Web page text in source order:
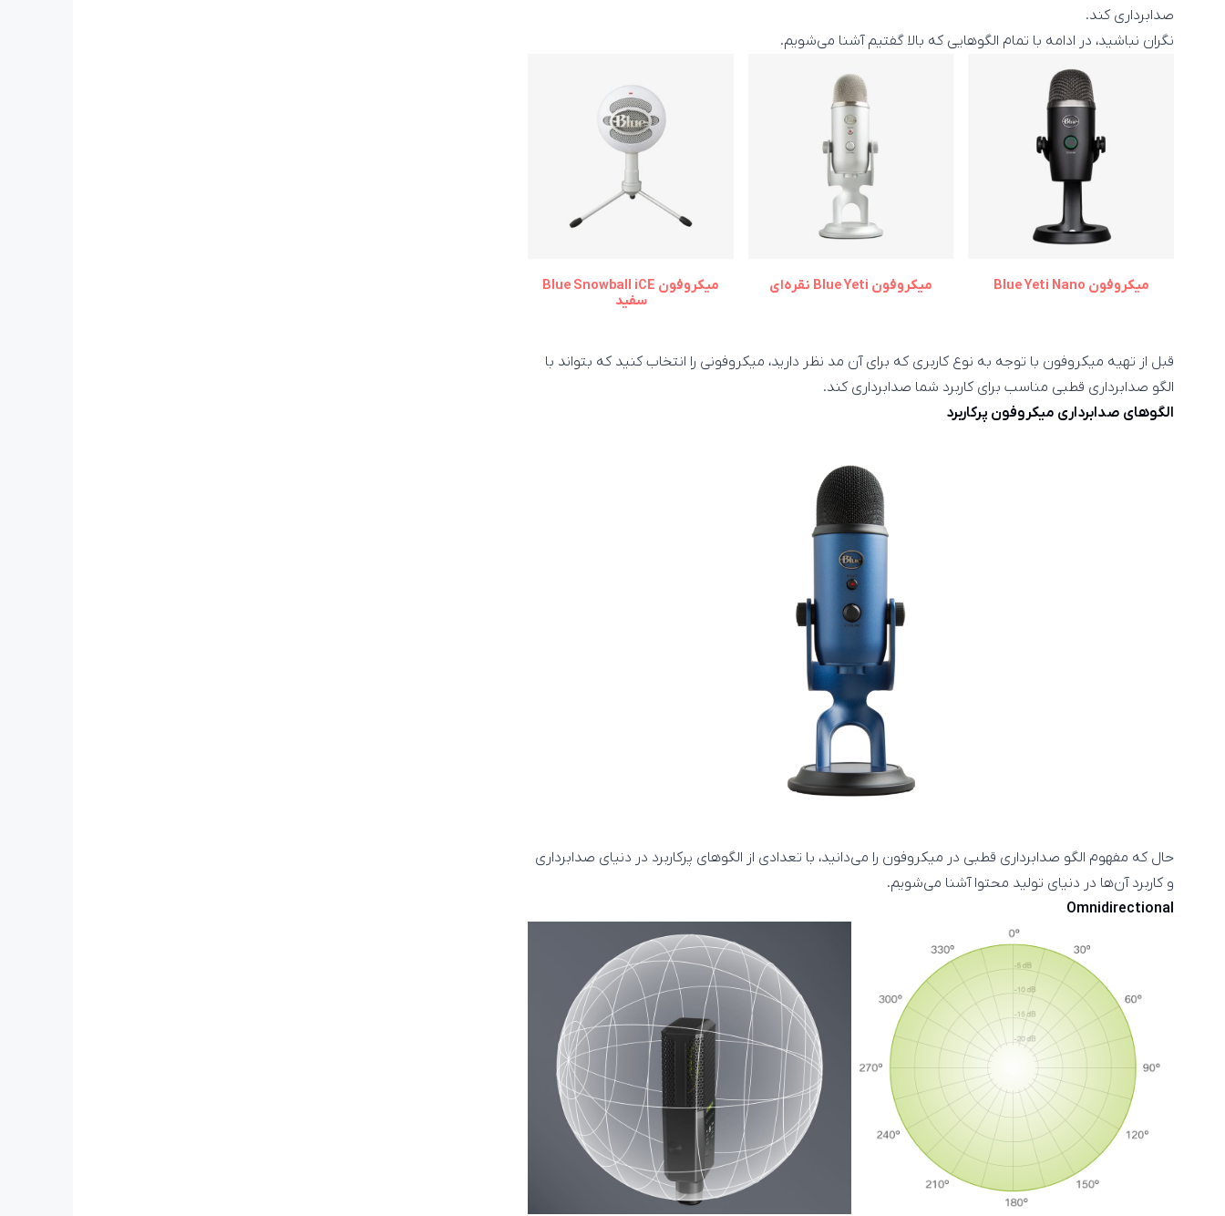
صدابرداری کند.
نگران نباشید، در ادامه با تمام الگوهایی که بالا گفتیم آشنا می‌شویم.
میکروفون Blue Yeti Nano میکروفون Blue Yeti نقره‌ای
میکروفون Blue Snowball iCE
سفید
قبل از تهیه میکروفون با توجه به نوع کاربری که برای آن مد نظر دارید، میکروفونی را انتخاب کنید که بتواند با
الگو صدابرداری قطبی مناسب برای کاربرد شما صدابرداری کند.
الگوهای صدابرداری میکروفون پرکاربرد
حال که مفهوم الگو صدابرداری قطبی در میکروفون را می‌دانید، با تعدادی از الگوهای پرکاربرد در دنیای صدابرداری
و کاربرد آن‌ها در دنیای تولید محتوا آشنا می‌شویم.
Omnidirectional